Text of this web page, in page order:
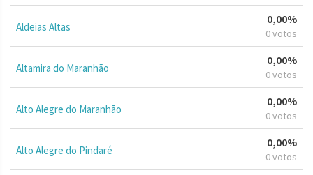
Aldeias Altas
0,00%
0 votos
Altamira do Maranhão
0,00%
0 votos
Alto Alegre do Maranhão
0,00%
0 votos
Alto Alegre do Pindaré
0,00%
0 votos